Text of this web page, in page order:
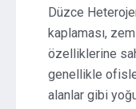
Düzce
kaplaması,
özelliklerine
genellikle
alanlar gibi